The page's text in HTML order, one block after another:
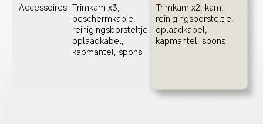
Accessoires Trimkam x3,
beschermkapje,
reinigingsborsteltje,
oplaadkabel,
kapmantel, spons
Trimkam x2, kam,
reinigingsborsteltje,
oplaadkabel,
kapmantel, spons